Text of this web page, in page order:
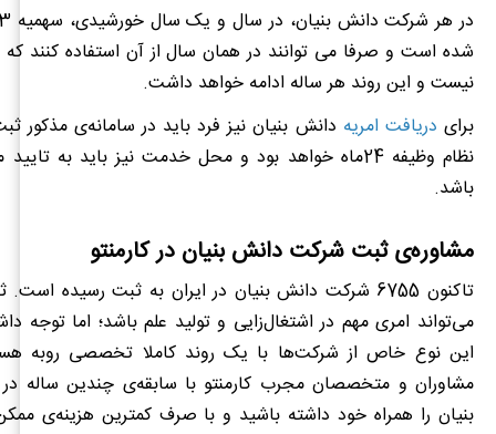
شده است و صرفا می توانند در همان سال از آن استفاده کنند که
نیست و این روند هر ساله ادامه خواهد داشت.
برای دریافت امریه‌ دانش بنیان نیز فرد باید در سامانه‌ی مذکور
نظام وظیفه 24ماه خواهد بود و محل خدمت نیز باید به
باشد.
مشاوره‌ی ثبت شرکت دانش بنیان در کارمنتو
تاکنون 6755 شرکت دانش بنیان در ایران به ثبت رسیده
می‌تواند امری مهم در اشتغال‌زایی و تولید علم باشد؛ اما توجه
این نوع خاص از شرکت‌ها با یک روند کاملا تخصصی روبه
مشاوران و متخصصان مجرب کارمنتو با سابقه‌ی چندین ساله
بنیان را همراه خود داشته باشید و با صرف کمترین هزینه‌ی